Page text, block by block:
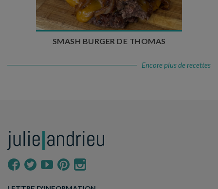
Nombre de couverts : 4
SMASH BURGER DE THOMAS
Encore plus de recettes